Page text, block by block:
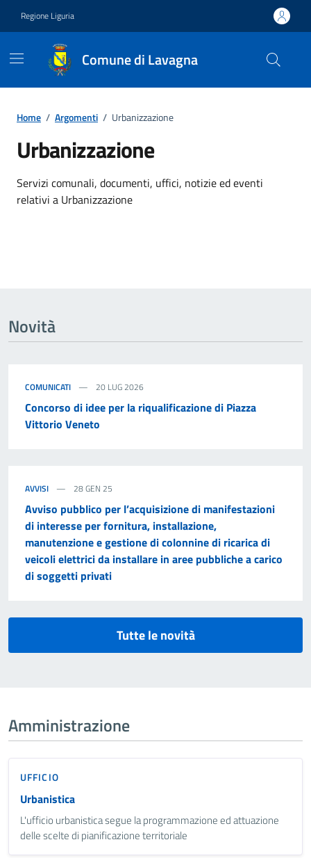
Regione Liguria
Comune di Lavagna
Home / Argomenti / Urbanizzazione
Urbanizzazione
Dettagli dell'argomento
Servizi comunali, documenti, uffici, notizie ed eventi
relativi a Urbanizzazione
Novità
COMUNICATI 20 LUG 2026
Concorso di idee per la riqualificazione di Piazza
Vittorio Veneto
AVVISI 28 GEN 25
Avviso pubblico per l’acquisizione di manifestazioni
di interesse per fornitura, installazione,
manutenzione e gestione di colonnine di ricarica di
veicoli elettrici da installare in aree pubbliche a carico
di soggetti privati
Tutte le novità
Amministrazione
UFFICIO
Urbanistica
L'ufficio urbanistica segue la programmazione ed attuazione
delle scelte di pianificazione territoriale